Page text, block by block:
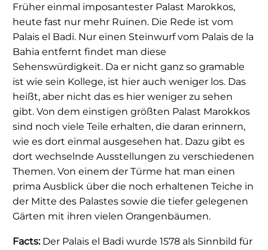
Früher einmal imposantester Palast Marokkos,
heute fast nur mehr Ruinen. Die Rede ist vom
Palais el Badi. Nur einen Steinwurf vom Palais de la
Bahia entfernt findet man diese
Sehenswürdigkeit. Da er nicht ganz so gramable
ist wie sein Kollege, ist hier auch weniger los. Das
heißt, aber nicht das es hier weniger zu sehen
gibt. Von dem einstigen größten Palast Marokkos
sind noch viele Teile erhalten, die daran erinnern,
wie es dort einmal ausgesehen hat. Dazu gibt es
dort wechselnde Ausstellungen zu verschiedenen
Themen. Von einem der Türme hat man einen
prima Ausblick über die noch erhaltenen Teiche in
der Mitte des Palastes sowie die tiefer gelegenen
Gärten mit ihren vielen Orangenbäumen.
Facts:Der Palais el Badi wurde 1578 als Sinnbild für